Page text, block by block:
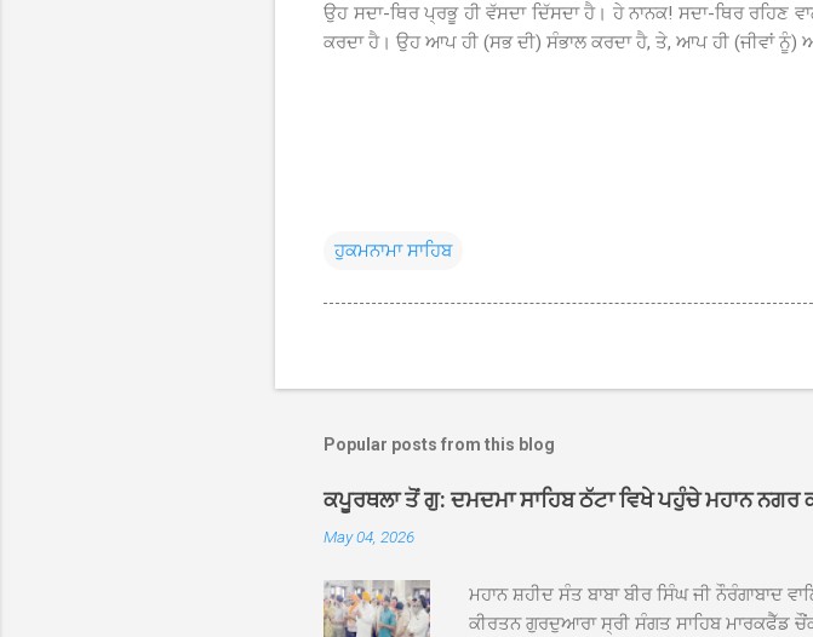
ਉਹ ਸਦਾ-ਥਿਰ ਪ੍ਰਭੂ ਹੀ ਵੱਸਦਾ ਦਿੱਸਦਾ ਹੈ। ਹੇ ਨਾਨਕ! ਸਦਾ-ਥਿਰ ਰਹਿਣ
ਕਰਦਾ ਹੈ। ਉਹ ਆਪ ਹੀ (ਸਭ ਦੀ) ਸੰਭਾਲ ਕਰਦਾ ਹੈ, ਤੇ, ਆਪ ਹੀ (ਜੀਵਾਂ ਨੂੰ)
ਹੁਕਮਨਾਮਾ ਸਾਹਿਬ
Popular posts from this blog
ਕਪੂਰਥਲਾ ਤੋਂ ਗੁ: ਦਮਦਮਾ ਸਾਹਿਬ ਠੱਟਾ ਵਿਖੇ ਪਹੁੰਚੇ ਮਹਾਨ ਨਗਰ
May 04, 2026
ਮਹਾਨ ਸ਼ਹੀਦ ਸੰਤ ਬਾਬਾ ਬੀਰ ਸਿੰਘ ਜੀ
ਕੀਰਤਨ ਗੁਰਦੁਆਰਾ ਸ੍ਰੀ ਸੰਗਤ ਸਾਹਿਬ ਮਾਰਕਫੈੱਡ